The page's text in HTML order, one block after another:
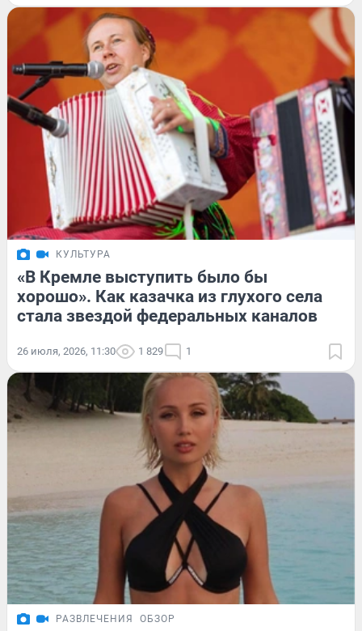
КУЛЬТУРА
«В Кремле выступить было бы
хорошо». Как казачка из глухого села
стала звездой федеральных каналов
26 июля, 2026, 11:30 1 829 1
РАЗВЛЕЧЕНИЯ ОБЗОР